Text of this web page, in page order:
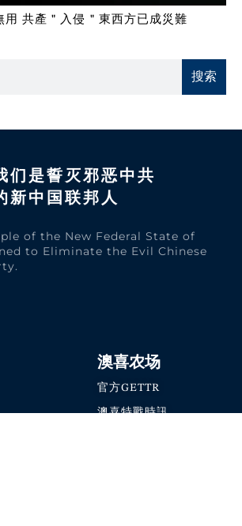
用 共產＂入侵＂東西方已成災難
搜索
们是誓灭邪恶中共
新中国联邦人​
of the New Federal State of
to Eliminate the Evil Chinese
澳喜农场
官方GETTR
澳喜特戰時訊